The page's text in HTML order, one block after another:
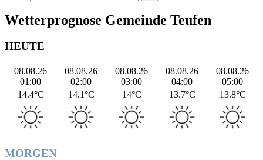
Wetterprognose Gemeinde Teufen
HEUTE
08.08.26
01:00
08.08.26
02:00
08.08.26
03:00
08.08.26
04:00
08.08.26
05:00
14.4°C
14.1°C 14°C 13.7°C 13.8°C
MORGEN